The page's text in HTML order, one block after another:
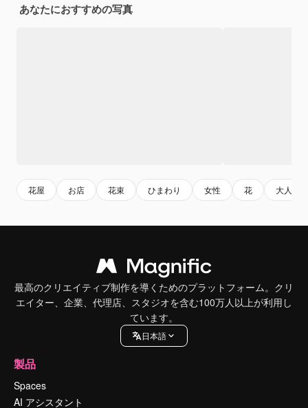
あなたにおすすめの写真
花屋 お店 花束 ひまわり 女性 花 大人の
最高のクリエイティブ制作を導くためのプラットフォーム。クリ
エイター、企業、代理店、スタジオを含む100万人以上が利用し
ています。
日本語
製品
Spaces
AI アシスタント